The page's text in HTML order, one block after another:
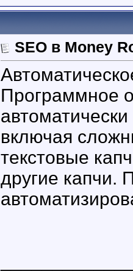
SEO в Money
Программное
включая
текстовые
другие капчи.